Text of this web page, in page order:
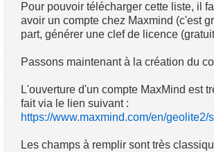
Pour pouvoir télécharger cette liste, il
avoir un compte chez Maxmind (c'est
part, générer une clef de licence
Passons maintenant à la création du
L'ouverture d'un compte MaxMind est
fait via le lien suivant :
https://www.maxmind.com/en/geolite2/
Les champs à remplir sont très